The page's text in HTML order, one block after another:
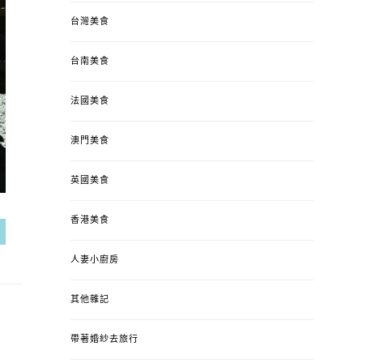
台灣美食
台南美食
法國美食
澳門美食
英國美食
香港美食
人妻小廚房
其他雜記
帶著婚紗去旅行